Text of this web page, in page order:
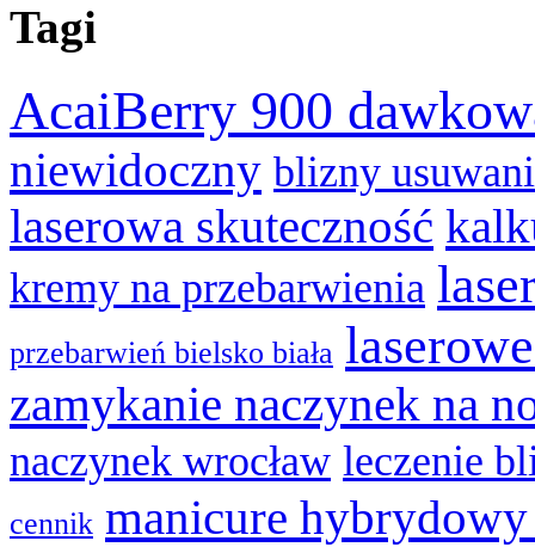
Tagi
AcaiBerry 900
niewidoczny blizny
laserowa skuteczność
kremy na przebarwienia
przebarwień bielsko biała
zamykanie naczynek na
naczynek wrocław leczenie
cennik manicure